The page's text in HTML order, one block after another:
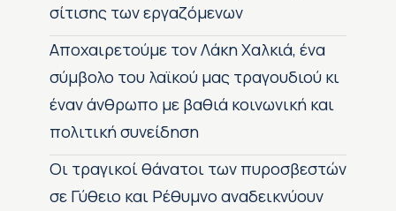
σίτισης των εργαζόμενων
Αποχαιρετούμε τον Λάκη Χαλκιά, ένα
σύμβολο του λαϊκού μας τραγουδιού κι
έναν άνθρωπο με βαθιά κοινωνική και
πολιτική συνείδηση
Οι τραγικοί θάνατοι των πυροσβεστών
σε Γύθειο και Ρέθυμνο αναδεικνύουν